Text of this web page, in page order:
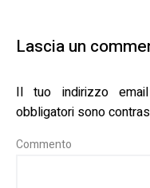
Lascia un
Il tuo indirizzo
obbligatori sono